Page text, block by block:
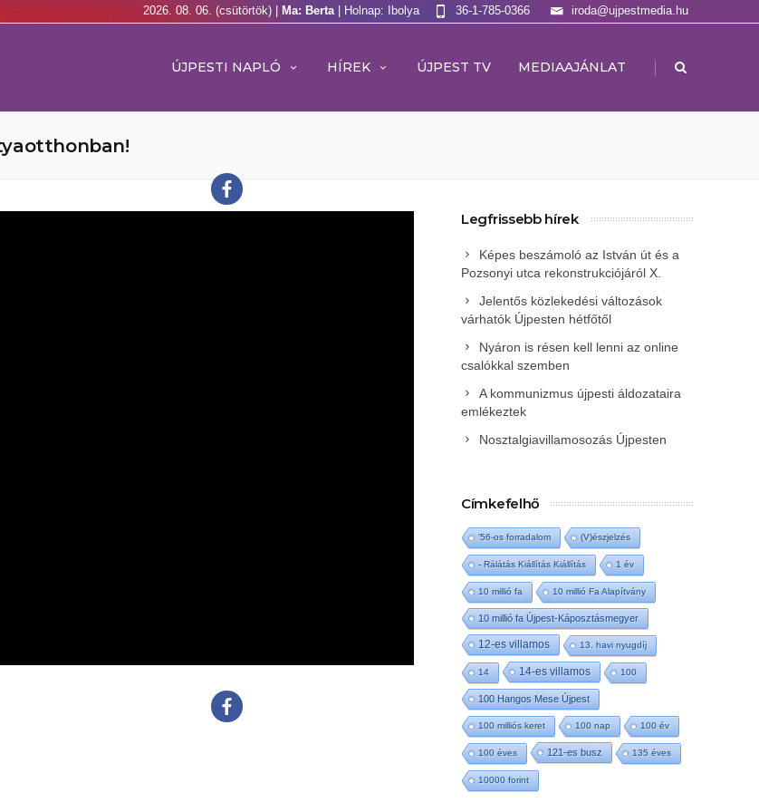
2026. 08. 06. (csütörtök) | Ma: Berta | Holnap: Ibolya iroda@ujpestmedia.hu
36-1-785-0366
ÚJPESTI NAPLÓ HÍREK ÚJPEST TV MEDIAAJÁNLAT |
Legfrissebb hírek
Képes beszámoló az István út és a
Pozsonyi utca rekonstrukciójáról X.
Jelentős közlekedési változások
várhatók Újpesten hétfőtől
Nyáron is résen kell lenni az online
csalókkal szemben
A kommunizmus újpesti áldozataira
emlékeztek
Nosztalgiavillamosozás Újpesten
Címkefelhő
'56-os forradalom (V)észjelzés
- Rálátás Kiállítás Kiállítás 1 év
10 millió fa 10 millió Fa Alapítvány
10 millió fa Újpest-Káposztásmegyer
12-es villamos 13. havi nyugdíj
14 14-es villamos 100
100 Hangos Mese Újpest
100 milliós keret 100 nap 100 év
100 éves 121-es busz 135 éves
10000 forint